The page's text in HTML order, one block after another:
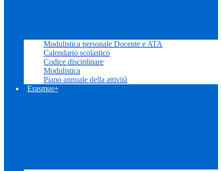
Modulistica personale Docente e ATA
Calendario scolastico
Codice disciplinare
Modulistica
Piano annuale della attività
Erasmus+